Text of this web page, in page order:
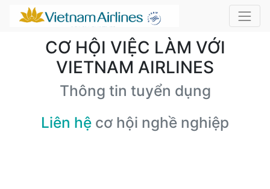
CƠ HỘI VIỆC LÀM VỚI
VIETNAM AIRLINES
Thông tin tuyển dụng
Liên hệ cơ hội nghề nghiệp